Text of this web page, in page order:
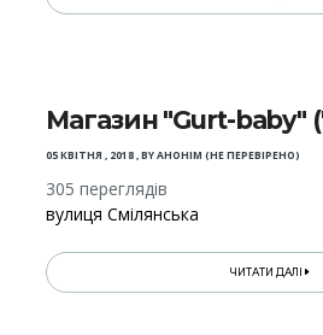
Магазин "Gurt-baby"
05 КВІТНЯ , 2018,BYАНОНІМ (НЕ ПЕРЕВІРЕНО)
305 переглядів
вулиця Смілянська
ЧИТАТИ ДАЛІ